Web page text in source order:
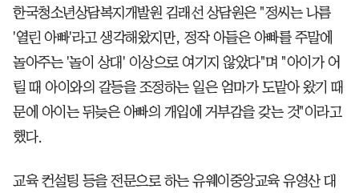
한국청소년상담복지개발원 김래선 상담원은 "정씨는 나름
'열린 아빠'라고 생각해왔지만, 정작 아들은 아빠를 주말에
놀아주는 '놀이 상대' 이상으로 여기지 않았다"며 "아이가 어
릴 때 아이와의 갈등을 조정하는 일은 엄마가 도맡아 왔기 때
문에 아이는 뒤늦은 아빠의 개입에 거부감을 갖는 것"이라고
했다.
교육 컨설팅 등을 전문으로 하는 유웨이중앙교육 유영산 대